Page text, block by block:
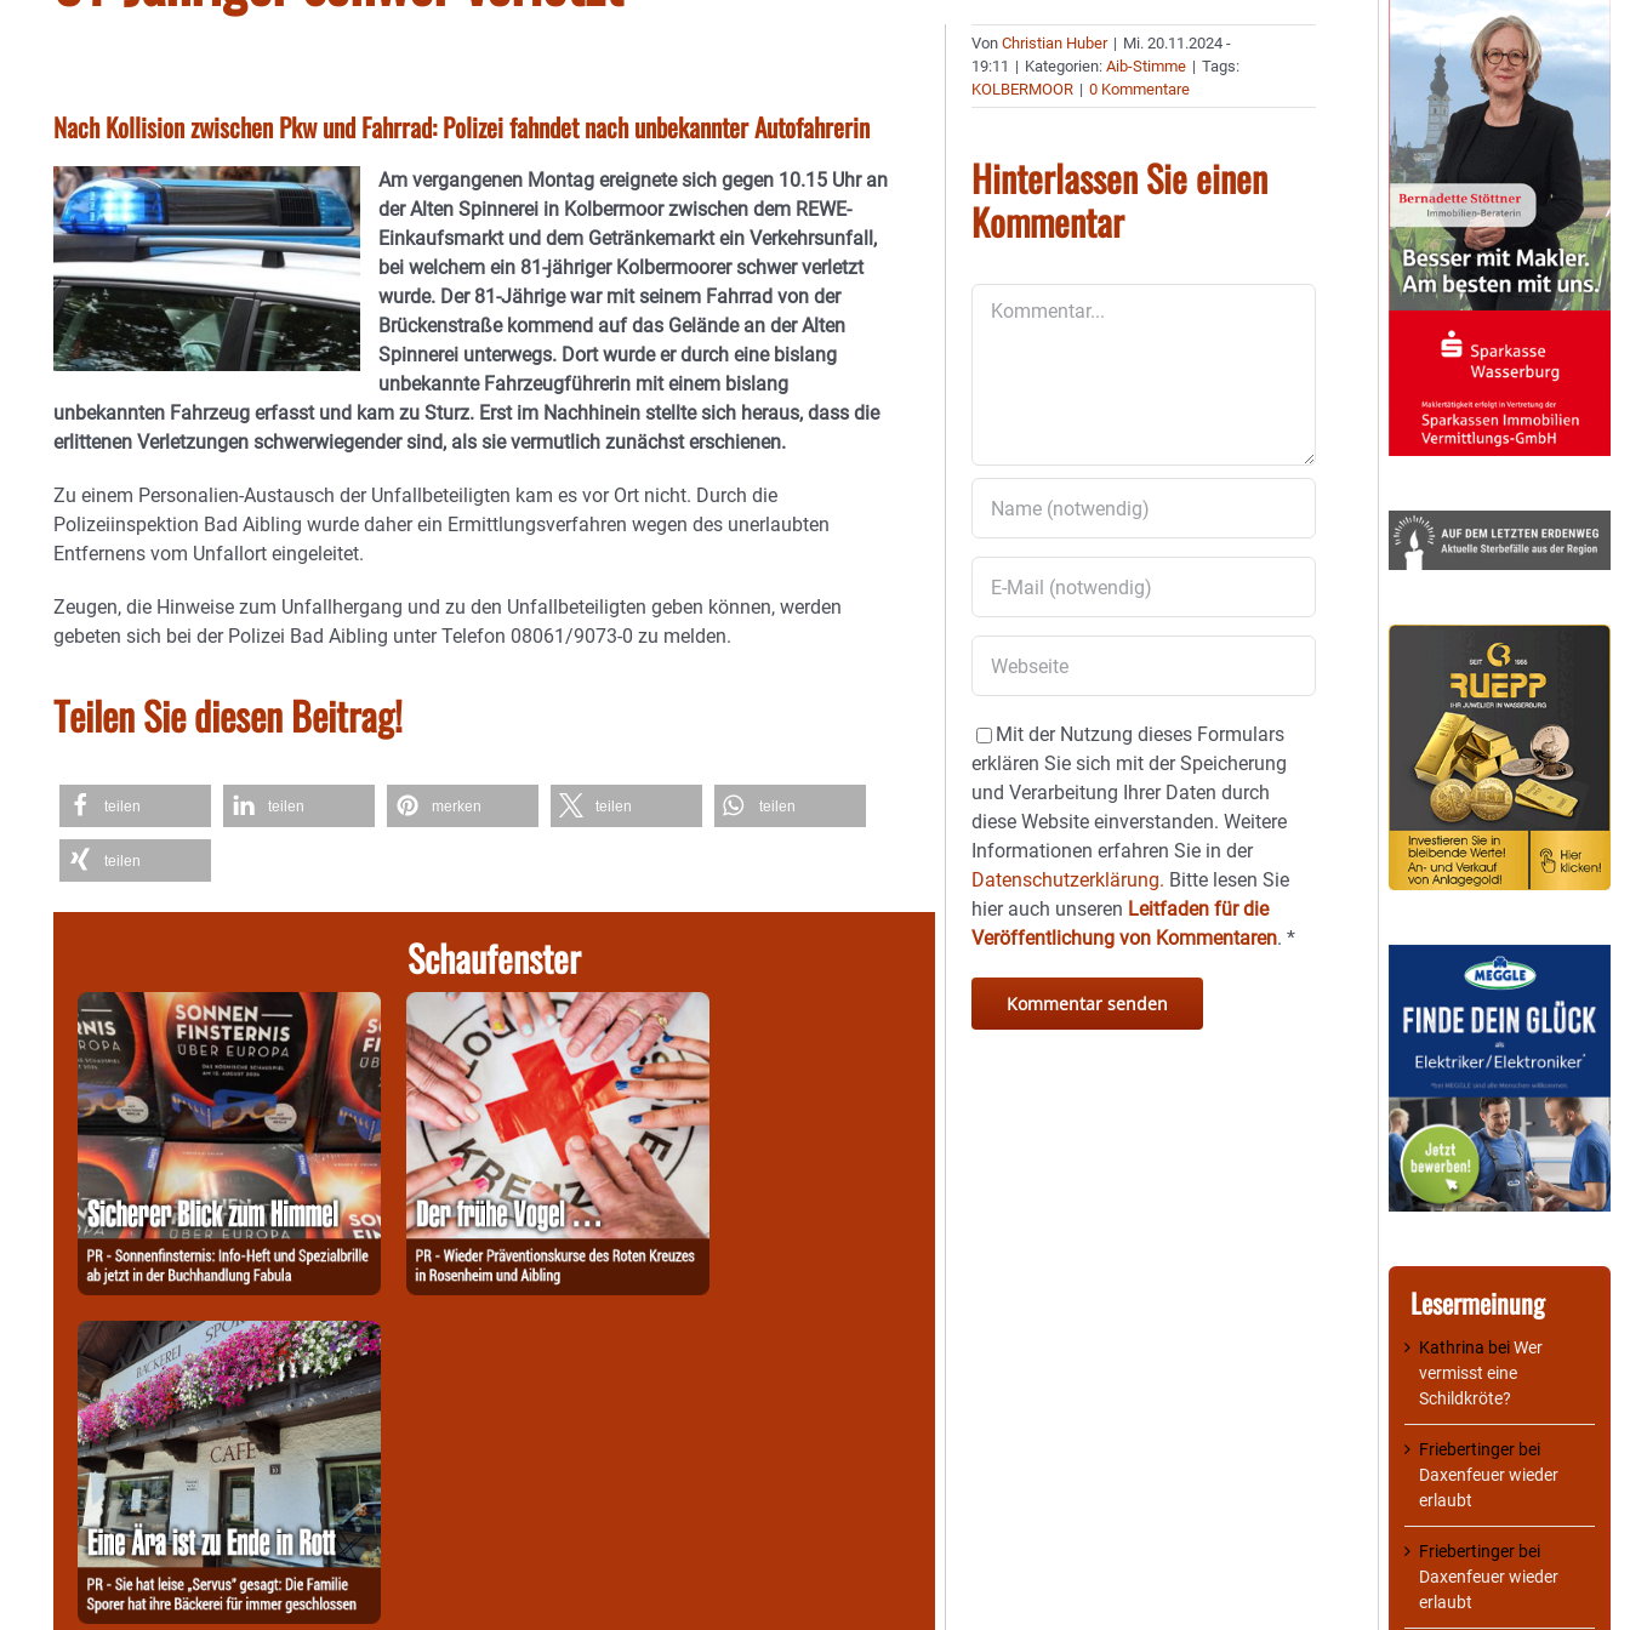
Nach Kollision zwischen Pkw und Fahrrad: Polizei fahndet nach unbekannter Autofahrerin
Am vergangenen Montag ereignete sich gegen 10.15 Uhr an
der Alten Spinnerei in Kolbermoor zwischen dem REWE-
Einkaufsmarkt und dem Getränkemarkt ein Verkehrsunfall,
bei welchem ein 81-jähriger Kolbermoorer schwer verletzt
wurde. Der 81-Jährige war mit seinem Fahrrad von der
Brückenstraße kommend auf das Gelände an der Alten
Spinnerei unterwegs. Dort wurde er durch eine bislang
unbekannte Fahrzeugführerin mit einem bislang
unbekannten Fahrzeug erfasst und kam zu Sturz. Erst im Nachhinein stellte sich heraus, dass die
erlittenen Verletzungen schwerwiegender sind, als sie vermutlich zunächst erschienen.
Zu einem Personalien-Austausch der Unfallbeteiligten kam es vor Ort nicht. Durch die
Polizeiinspektion Bad Aibling wurde daher ein Ermittlungsverfahren wegen des unerlaubten
Entfernens vom Unfallort eingeleitet.
Zeugen, die Hinweise zum Unfallhergang und zu den Unfallbeteiligten geben können, werden
gebeten sich bei der Polizei Bad Aibling unter Telefon 08061/9073-0 zu melden.
Teilen Sie diesen Beitrag!
teilen teilen merken teilen teilen
teilen
Schaufenster
VonChristian Huber | Mi. 20.11.2024 -
19:11 | Kategorien:Aib-Stimme | Tags:
KOLBERMOOR | 0 Kommentare
Hinterlassen Sie einen
Kommentar
Mit der Nutzung dieses Formulars
erklären Sie sich mit der Speicherung
und Verarbeitung Ihrer Daten durch
diese Website einverstanden. Weitere
Informationen erfahren Sie in der
Datenschutzerklärung. Bitte lesen Sie
hier auch unseren Leitfaden für die
Veröffentlichung von Kommentaren.*
Lesermeinung
Kathrina beiWer
vermisst eine
Schildkröte?
Friebertinger bei
Daxenfeuer wieder
erlaubt
Friebertinger bei
Daxenfeuer wieder
erlaubt